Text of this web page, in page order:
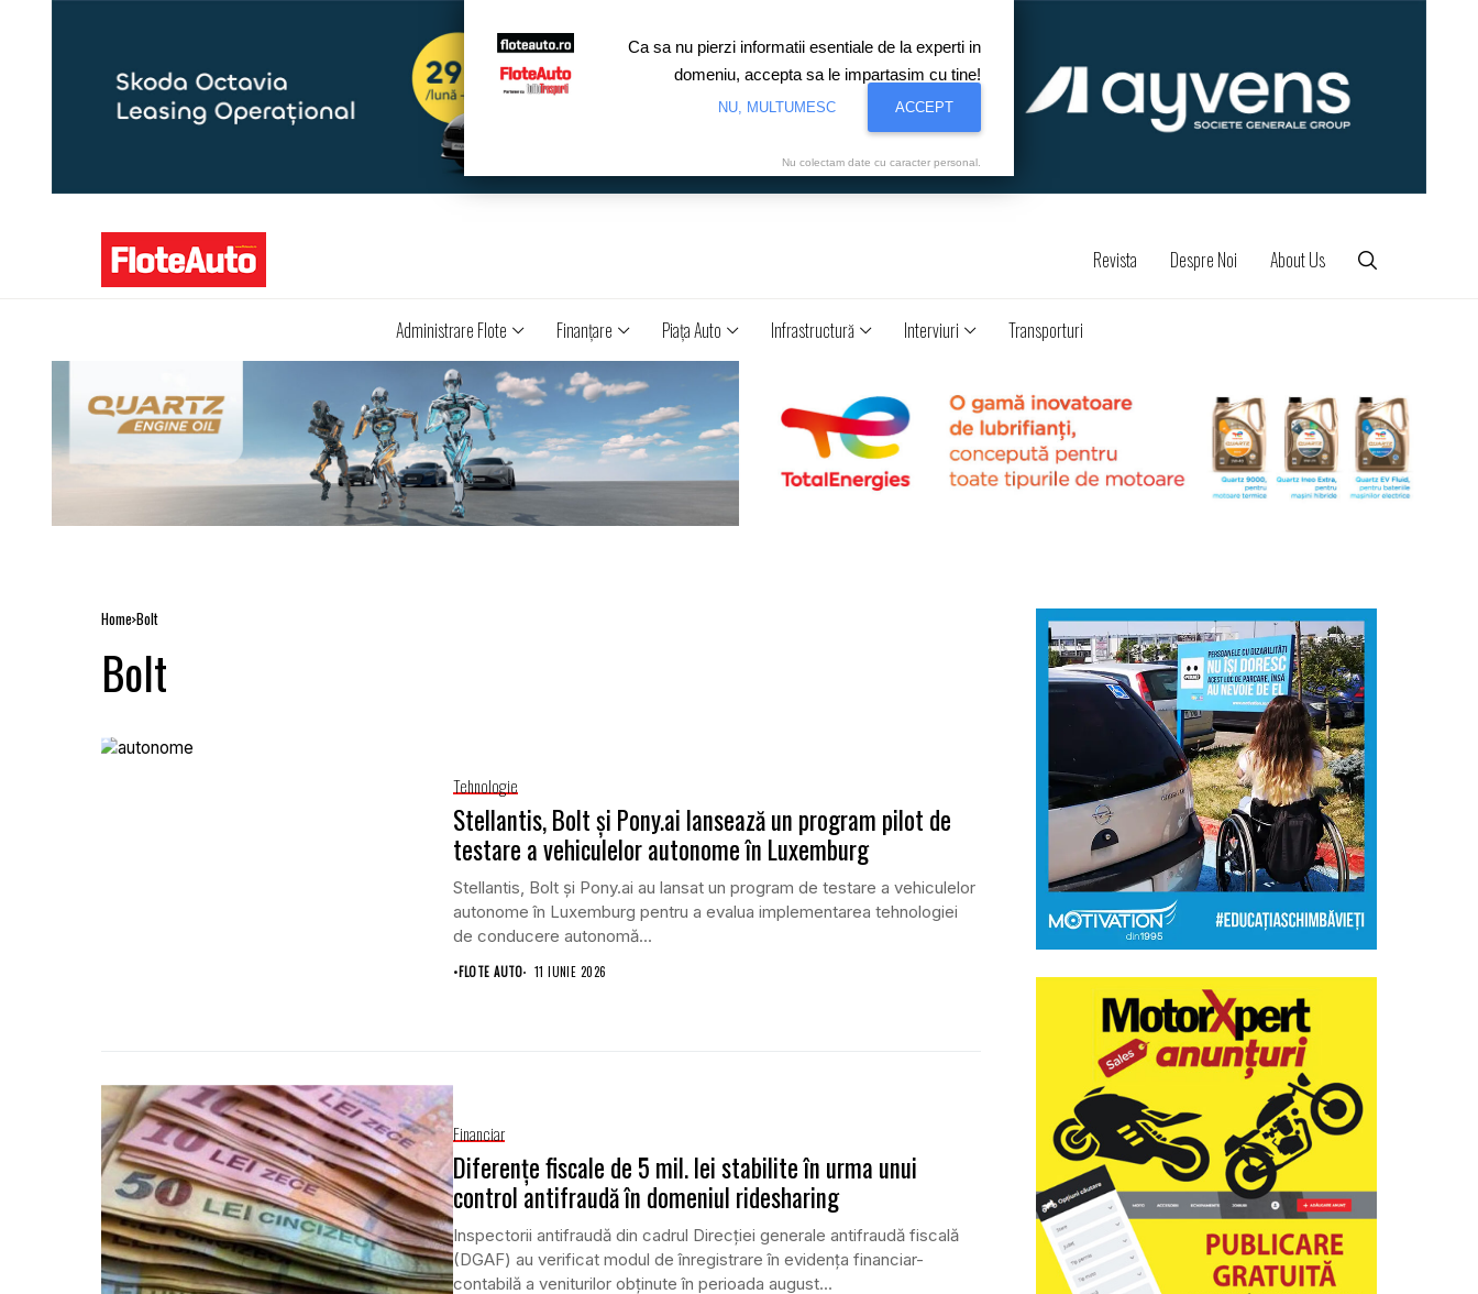
Revista Despre Noi About Us
Administrare Flote Finanţare Piaţa Auto Infrastructură Interviuri Transporturi
Home Bolt
Bolt
Tehnologie
Stellantis, Bolt și Pony.ai lansează un program pilot de
testare a vehiculelor autonome în Luxemburg
Stellantis, Bolt și Pony.ai au lansat un program de testare a vehiculelor
autonome în Luxemburg pentru a evalua implementarea tehnologiei
de conducere autonomă...
•FLOTE AUTO 11 IUNIE 2026
Financiar
Diferențe fiscale de 5 mil. lei stabilite în urma unui
control antifraudă în domeniul ridesharing
Inspectorii antifraudă din cadrul Direcției generale antifraudă fiscală
(DGAF) au verificat modul de înregistrare în evidența financiar-
contabilă a veniturilor obținute în perioada august...
Ca sa nu pierzi informatii esentiale de la experti in
domeniu, accepta sa le impartasim cu tine!
NU, MULTUMESC ACCEPT
Nu colectam date cu caracter personal.